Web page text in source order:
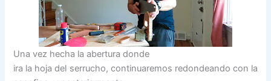
Una vez hecha la abertura donde
ira la hoja del serrucho, continuaremos redondeando con la